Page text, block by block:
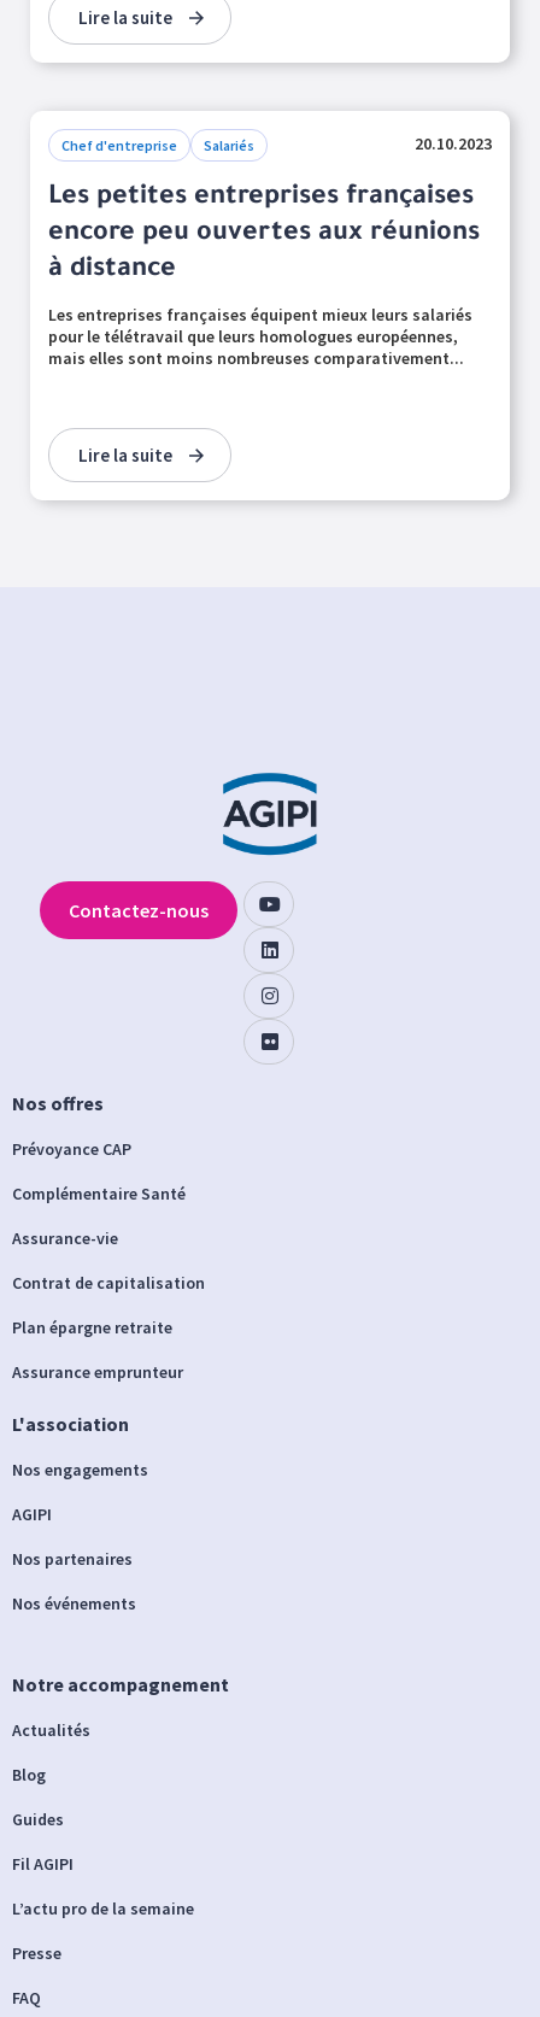
Lire la suite
Chef d'entreprise Salariés 20.10.2023
Les petites entreprises françaises
encore peu ouvertes aux réunions
à distance
Les entreprises françaises équipent mieux leurs salariés
pour le télétravail que leurs homologues européennes,
mais elles sont moins nombreuses comparativement...
Lire la suite
Nos offres
Prévoyance CAP
Complémentaire Santé
Assurance-vie
Contrat de capitalisation
Plan épargne retraite
Assurance emprunteur
L'association
Nos engagements
AGIPI
Nos partenaires
Nos événements
Notre accompagnement
Actualités
Blog
Guides
Fil AGIPI
L’actu pro de la semaine
Presse
FAQ
Contactez-nous